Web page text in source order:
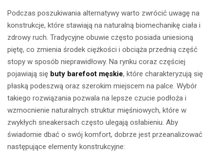
Podczas poszukiwania alternatywy warto zwrócić uwagę na
konstrukcje, które stawiają na naturalną biomechanikę ciała i
zdrowy ruch. Tradycyjne obuwie często posiada uniesioną
piętę, co zmienia środek ciężkości i obciąża przednią część
stopy w sposób nieprawidłowy. Na rynku coraz częściej
pojawiają się buty barefoot męskie, które charakteryzują się
płaską podeszwą oraz szerokim miejscem na palce. Wybór
takiego rozwiązania pozwala na lepsze czucie podłoża i
wzmocnienie naturalnych struktur mięśniowych, które w
zwykłych sneakersach często ulegają osłabieniu. Aby
świadomie dbać o swój komfort, dobrze jest przeanalizować
następujące elementy konstrukcyjne: